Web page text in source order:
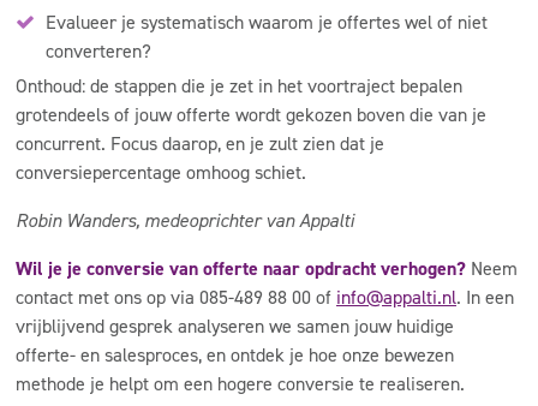
Evalueer je systematisch waarom je offertes wel of niet
converteren?
Onthoud: de stappen die je zet in het voortraject bepalen
grotendeels of jouw offerte wordt gekozen boven die van je
concurrent. Focus daarop, en je zult zien dat je
conversiepercentage omhoog schiet.
Robin Wanders, medeoprichter van Appalti
Wil je je conversie van offerte naar opdracht verhogen? Neem
contact met ons op via 085-489 88 00 of info@appalti.nl. In een
vrijblijvend gesprek analyseren we samen jouw huidige
offerte- en salesproces, en ontdek je hoe onze bewezen
methode je helpt om een hogere conversie te realiseren.